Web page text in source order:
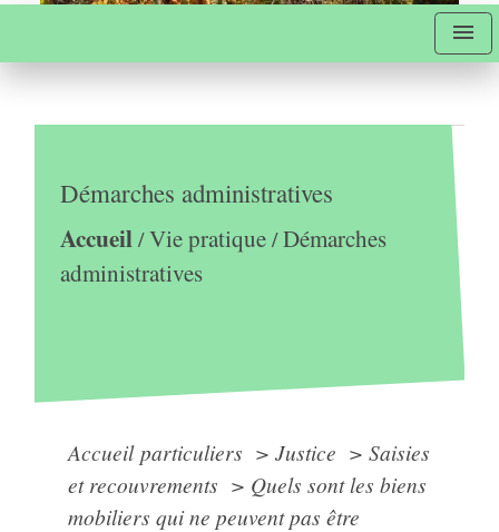
menu
Démarches administratives
Accueil/Vie pratique/Démarches
administratives
Accueil particuliers > Justice > Saisies
et recouvrements > Quels sont les biens
mobiliers qui ne peuvent pas être